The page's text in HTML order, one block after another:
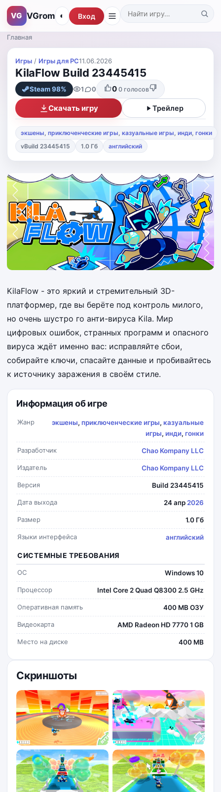
VG VGrom Поиск по каталогу
◐ Вход
Главная
Игры / Игры для PС11.06.2026
KilaFlow Build 23445415
Steam 98% 1 0 0 0 голосов
Скачать игру Трейлер
экшены, приключенческие игры, казуальные игры, инди, гонки
vBuild 23445415
1.0 Гб английский
KilaFlow - это яркий и стремительный 3D-
платформер, где вы берёте под контроль милого,
но очень шустро го анти-вируса Kila. Мир
цифровых ошибок, странных программ и опасного
вируса ждёт именно вас: исправляйте сбои,
собирайте ключи, спасайте данные и пробивайтесь
к источнику заражения в своём стиле.
Информация об игре
Жанр экшены, приключенческие игры, казуальные
игры, инди, гонки
Разработчик Chao Kompany LLC
Издатель Chao Kompany LLC
Версия Build 23445415
Дата выхода 24 апр 2026
Размер 1.0 Гб
Языки интерфейса английский
СИСТЕМНЫЕ ТРЕБОВАНИЯ
ОС Windows 10
Процессор Intel Core 2 Quad Q8300 2.5 GHz
Оперативная память 400 MB ОЗУ
Видеокарта AMD Radeon HD 7770 1 GB
Место на диске 400 MB
Скриншоты